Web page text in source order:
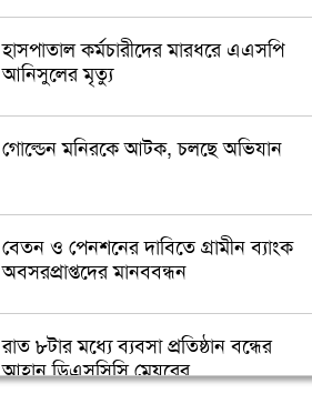
হাসপাতাল কর্মচারীদের মারধরে এএসপি
আনিসুলের মৃত্যু
গোল্ডেন মনিরকে আটক, চলছে অভিযান
বেতন ও পেনশনের দাবিতে গ্রামীন ব্যাংক
অবসরপ্রাপ্তদের মানববন্ধন
রাত ৮টার মধ্যে ব্যবসা প্রতিষ্ঠান বন্ধের
আহ্বান ডিএসসিসি মেয়রের